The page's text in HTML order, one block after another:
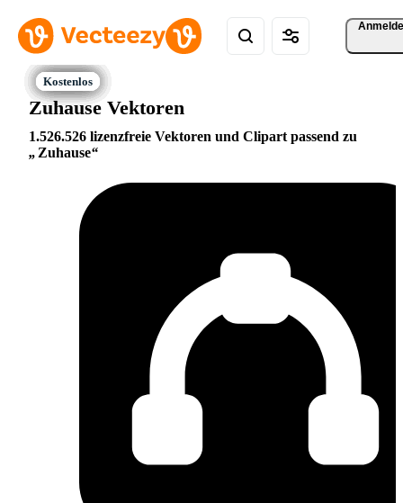
Zuhause Vektoren
1.526.526 lizenzfreie Vektoren und Clipart passend zu
Zuhause